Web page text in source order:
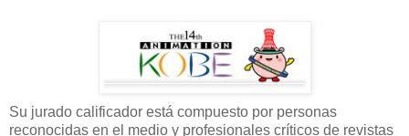
Su jurado calificador está compuesto por personas
reconocidas en el medio y profesionales críticos de revistas